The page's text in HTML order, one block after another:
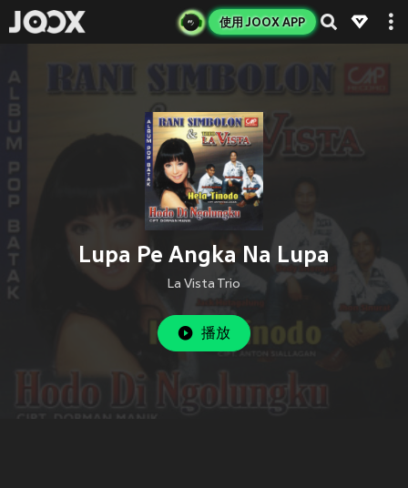
使用 JOOX APP
Lupa Pe Angka Na Lupa
La Vista Trio
播放